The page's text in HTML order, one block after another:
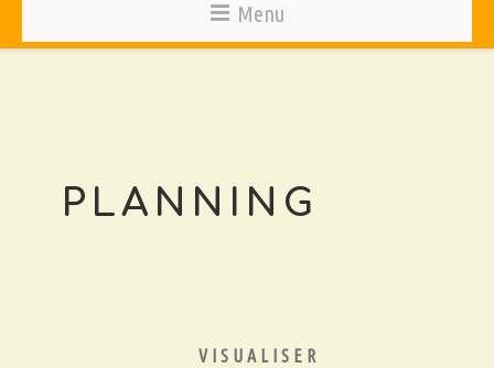
Menu
PLANNING
VISUALISER